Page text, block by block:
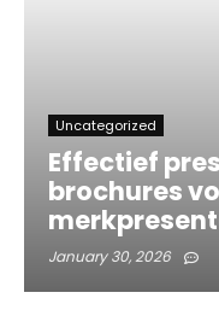
Uncategorized
Effectief
brochures
January 30, 2026